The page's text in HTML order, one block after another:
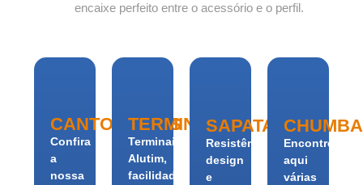
encaixe perfeito entre o acessório e o perfil.
CANTONEIRAS
Confira
a
nossa
TERMINAIS
Terminais
Alutim,
facilidade
SAPATAS
Resistência,
design
e
Encontre
aqui
várias